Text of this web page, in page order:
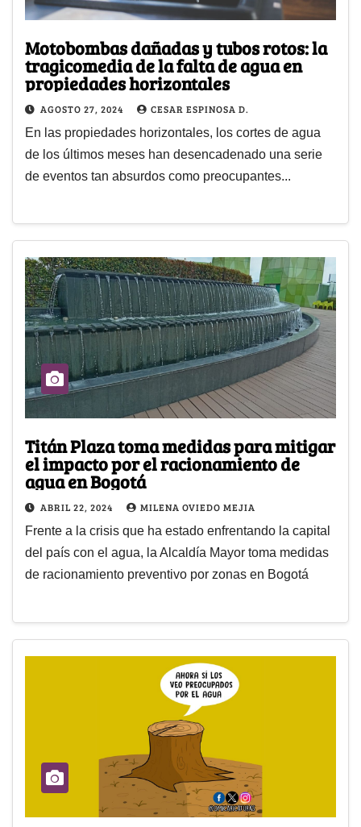
Motobombas dañadas y tubos rotos: la
tragicomedia de la falta de agua en
propiedades horizontales
AGOSTO 27, 2024 CESAR ESPINOSA D.
En las propiedades horizontales, los cortes de agua
de los últimos meses han desencadenado una serie
de eventos tan absurdos como preocupantes...
Titán Plaza toma medidas para mitigar
el impacto por el racionamiento de
agua en Bogotá
ABRIL 22, 2024 MILENA OVIEDO MEJIA
Frente a la crisis que ha estado enfrentando la capital
del país con el agua, la Alcaldía Mayor toma medidas
de racionamiento preventivo por zonas en Bogotá